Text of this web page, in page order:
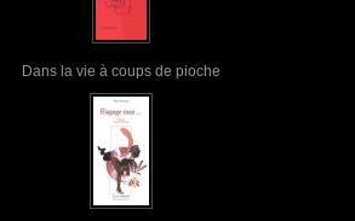
Dans la vie à coups de pioche